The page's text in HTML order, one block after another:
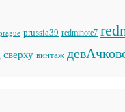
prussia39 redminote7
сверху винтаж